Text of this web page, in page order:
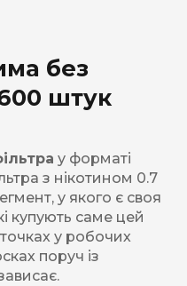
без
штук
у форматі
з нікотином 0.7
у якого є своя
купують саме цей
у робочих
поруч із